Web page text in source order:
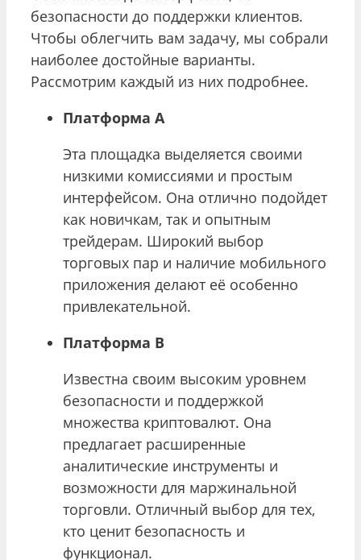
безопасности до поддержки клиентов.
Чтобы облегчить вам задачу, мы собрали
наиболее достойные варианты.
Рассмотрим каждый из них подробнее.
Платформа A
Эта площадка выделяется своими
низкими комиссиями и простым
интерфейсом. Она отлично подойдет
как новичкам, так и опытным
трейдерам. Широкий выбор
торговых пар и наличие мобильного
приложения делают её особенно
привлекательной.
Платформа B
Известна своим высоким уровнем
безопасности и поддержкой
множества криптовалют. Она
предлагает расширенные
аналитические инструменты и
возможности для маржинальной
торговли. Отличный выбор для тех,
кто ценит безопасность и
функционал.